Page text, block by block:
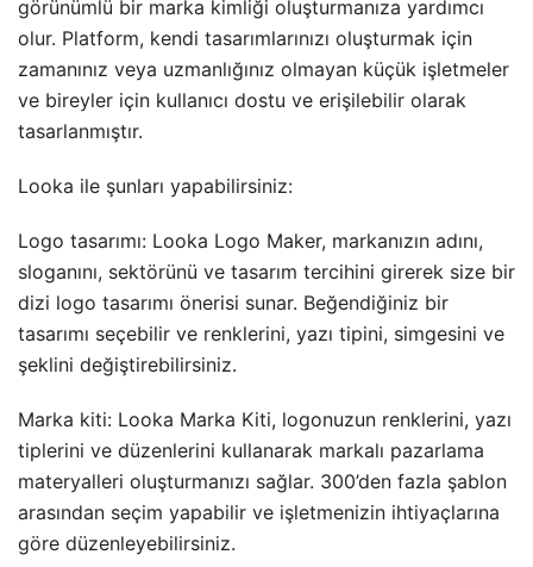
görünümlü bir marka kimliği oluşturmanıza yardımcı
olur. Platform, kendi tasarımlarınızı oluşturmak için
zamanınız veya uzmanlığınız olmayan küçük işletmeler
ve bireyler için kullanıcı dostu ve erişilebilir olarak
tasarlanmıştır.
Looka ile şunları yapabilirsiniz:
Logo tasarımı: Looka Logo Maker, markanızın adını,
sloganını, sektörünü ve tasarım tercihini girerek size bir
dizi logo tasarımı önerisi sunar. Beğendiğiniz bir
tasarımı seçebilir ve renklerini, yazı tipini, simgesini ve
şeklini değiştirebilirsiniz.
Marka kiti: Looka Marka Kiti, logonuzun renklerini, yazı
tiplerini ve düzenlerini kullanarak markalı pazarlama
materyalleri oluşturmanızı sağlar. 300’den fazla şablon
arasından seçim yapabilir ve işletmenizin ihtiyaçlarına
göre düzenleyebilirsiniz.